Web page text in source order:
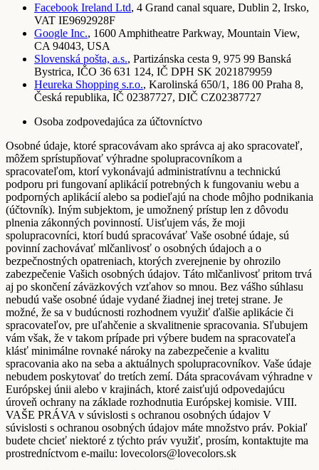
Facebook Ireland Ltd, 4 Grand canal square, Dublin 2, Irsko,
VAT IE9692928F
Google Inc., 1600 Amphitheatre Parkway, Mountain View,
CA 94043, USA
Slovenská pošta, a.s., Partizánska cesta 9, 975 99 Banská
Bystrica, IČO 36 631 124, IČ DPH SK 2021879959
Heureka Shopping s.r.o., Karolinská 650/1, 186 00 Praha 8,
Česká republika, IČ 02387727, DIČ CZ02387727
Osoba zodpovedajúca za účtovníctvo
Osobné údaje, ktoré spracovávam ako správca aj ako spracovateľ,
môžem sprístupňovať výhradne spolupracovníkom a
spracovateľom, ktorí vykonávajú administratívnu a technickú
podporu pri fungovaní aplikácií potrebných k fungovaniu webu a
podporných aplikácií alebo sa podieľajú na chode môjho podnikania
(účtovník). Iným subjektom, je umožnený prístup len z dôvodu
plnenia zákonných povinností. Uisťujem vás, že moji
spolupracovníci, ktorí budú spracovávať Vaše osobné údaje, sú
povinní zachovávať mlčanlivosť o osobných údajoch a o
bezpečnostných opatreniach, ktorých zverejnenie by ohrozilo
zabezpečenie Vašich osobných údajov. Táto mlčanlivosť pritom trvá
aj po skončení záväzkových vzťahov so mnou. Bez vášho súhlasu
nebudú vaše osobné údaje vydané žiadnej inej tretej strane. Je
možné, že sa v budúcnosti rozhodnem využiť ďalšie aplikácie či
spracovateľov, pre uľahčenie a skvalitnenie spracovania. Sľubujem
vám však, že v takom prípade pri výbere budem na spracovateľa
klásť minimálne rovnaké nároky na zabezpečenie a kvalitu
spracovania ako na seba a aktuálnych spolupracovníkov. Vaše údaje
nebudem poskytovať do tretích zemí. Dáta spracovávam výhradne v
Európskej únii alebo v krajinách, ktoré zaisťujú odpovedajúcu
úroveň ochrany na základe rozhodnutia Európskej komisie. VIII.
VAŠE PRÁVA v súvislosti s ochranou osobných údajov V
súvislosti s ochranou osobných údajov máte množstvo práv. Pokiaľ
budete chcieť niektoré z týchto práv využiť, prosím, kontaktujte ma
prostredníctvom e-mailu: lovecolors@lovecolors.sk